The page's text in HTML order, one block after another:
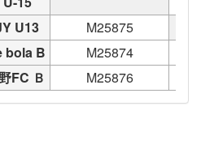
U13
M25875
bola B
M25874
FC Ｂ M25876